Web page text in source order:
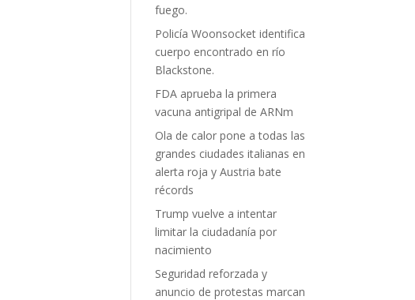
fuego.
Policía Woonsocket identifica
cuerpo encontrado en río
Blackstone.
FDA aprueba la primera
vacuna antigripal de ARNm
Ola de calor pone a todas las
grandes ciudades italianas en
alerta roja y Austria bate
récords
Trump vuelve a intentar
limitar la ciudadanía por
nacimiento
Seguridad reforzada y
anuncio de protestas marcan